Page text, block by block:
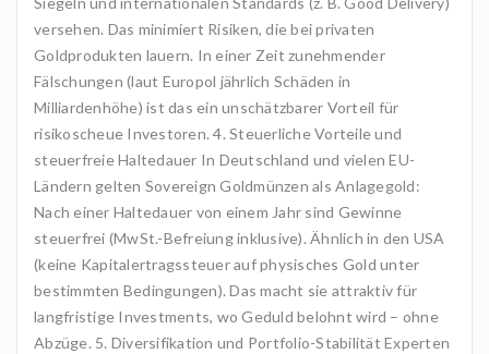
versehen. Das minimiert Risiken, die bei privaten
Goldprodukten lauern. In einer Zeit zunehmender
Fälschungen (laut Europol jährlich Schäden in
Milliardenhöhe) ist das ein unschätzbarer Vorteil für
risikoscheue Investoren. 4. Steuerliche Vorteile und
steuerfreie Haltedauer In Deutschland und vielen EU-
Ländern gelten Sovereign Goldmünzen als Anlagegold:
Nach einer Haltedauer von einem Jahr sind Gewinne
steuerfrei (MwSt.-Befreiung inklusive). Ähnlich in den USA
(keine Kapitalertragssteuer auf physisches Gold unter
bestimmten Bedingungen). Das macht sie attraktiv für
langfristige Investments, wo Geduld belohnt wird – ohne
Abzüge. 5. Diversifikation und Portfolio-Stabilität Experten